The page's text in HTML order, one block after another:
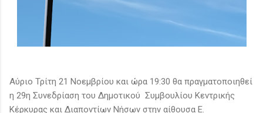
Αύριο Τρίτη 21 Νοεμβρίου και ώρα 19:30 θα πραγματοποιηθεί
η 29η Συνεδρίαση του Δημοτικού Συμβουλίου Κεντρικής
Κέρκυρας και Διαποντίων Νήσων στην αίθουσα Ε.